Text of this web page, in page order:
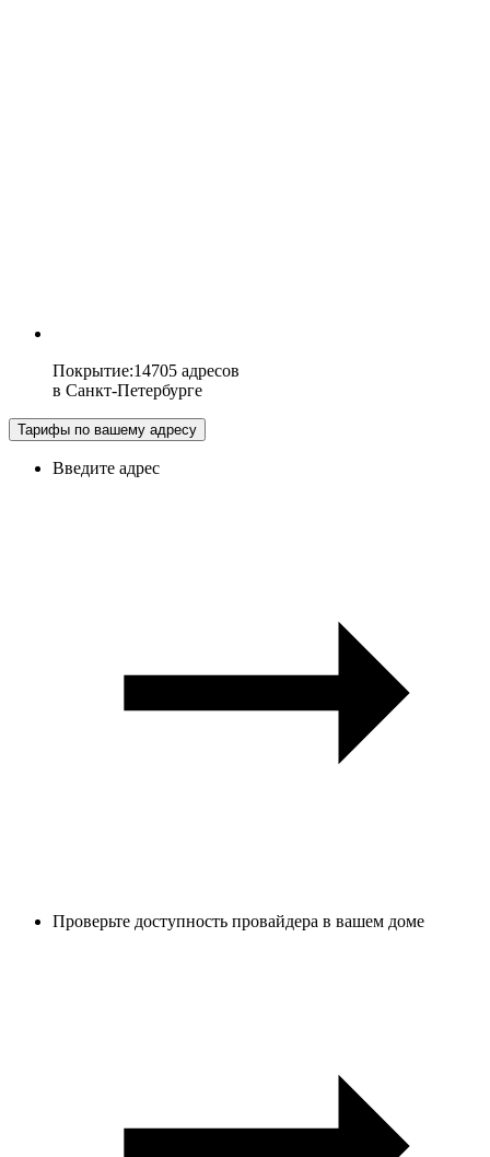
Покрытие:14705 адресов
в Санкт-Петербурге
Тарифы по вашему адресу
Введите адрес
Проверьте доступность провайдера в вашем доме